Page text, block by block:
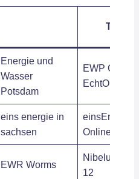
Tarif
Energie und
Wasser
Potsdam
EWP Gas
eins energie in
sachsen
einsErdgas
Online
EWR Worms
12